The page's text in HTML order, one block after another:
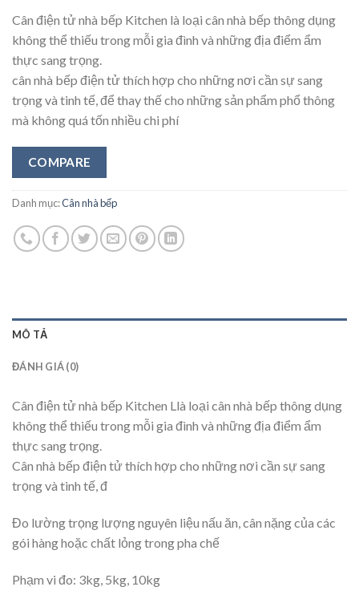
Cân điện tử nhà bếp Kitchen là loại cân nhà bếp thông dụng
không thể thiếu trong mỗi gia đình và những địa điểm ẩm
thực sang trọng.
cân nhà bếp điện tử thích hợp cho những nơi cần sự sang
trọng và tinh tế, để thay thế cho những sản phẩm phổ thông
mà không quá tốn nhiều chi phí
COMPARE
Danh mục:Cân nhà bếp
MÔ TẢ
ĐÁNH GIÁ (0)
Cân điện tử nhà bếp Kitchen Llà loại cân nhà bếp thông dụng
không thể thiếu trong mỗi gia đình và những địa điểm ẩm
thực sang trọng.
Cân nhà bếp điện tử thích hợp cho những nơi cần sự sang
trọng và tinh tế, đ
Đo lường trọng lượng nguyên liệu nấu ăn, cân nặng của các
gói hàng hoặc chất lỏng trong pha chế
Phạm vi đo: 3kg, 5kg, 10kg